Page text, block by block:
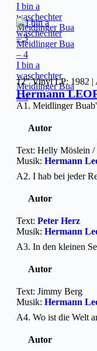
I bin a
waschechter
Meidlinger Bua
– 3
I bin a
waschechter
Meidlinger Bua
– 4
12″ Vinyl LP: 1982 |
Hermann
A1. Meidlinger
Autor
Text: Helly Möslein /
Musik: Hermann
A2. I hab bei jeder
Autor
Text: Peter Herz
Musik: Hermann
A3. In den kleinen
Autor
Text: Jimmy Berg
Musik: Hermann
A4. Wo ist die Welt
Autor